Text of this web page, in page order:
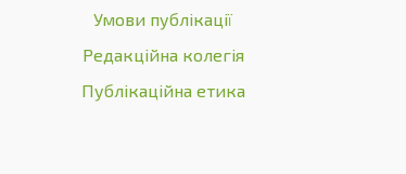
[9] Poisa, L., Bumane, S., Cubars, E., &
bioenergy-impact of nitrogen fertilization. In
of the 11th international scientific
https://www.tf.llu.lv/conference/
Умови публікації
Редакційна колегія
Публікаційна етика